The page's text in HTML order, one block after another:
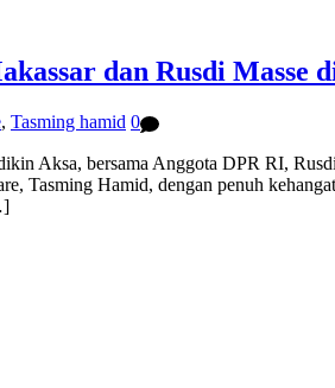
dan Rusdi Masse
, Tasming hamid 0
Aksa, bersama Anggota DPR RI,
Tasming Hamid, dengan penuh